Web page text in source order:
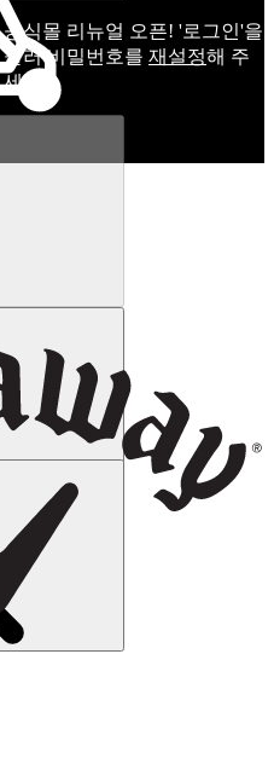
공식몰 리뉴얼 오픈! '로그인'을
눌러 비밀번호를 재설정해 주
세요.